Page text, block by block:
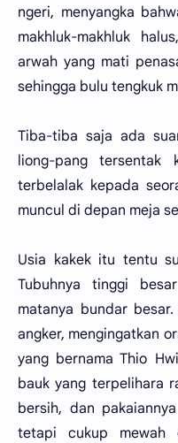
ngeri, menyangka
makhluk-makhluk
arwah yang mati
sehingga bulu tengkuk
Tiba-tiba saja ada
liong-pang tersentak
terbelalak kepada
muncul di depan meja
Usia kakek itu tentu
Tubuhnya tinggi
matanya bundar
angker, mengingatkan
yang bernama Thio
bauk yang terpelihara
bersih, dan
tetapi cukup mewah